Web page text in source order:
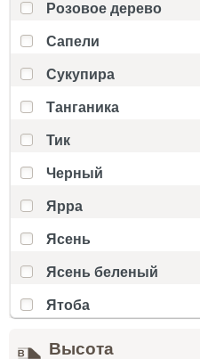
Розовое дерево
Сапели
Сукупира
Танганика
Тик
Черный
Ярра
Ясень
Ясень беленый
Ятоба
Высота